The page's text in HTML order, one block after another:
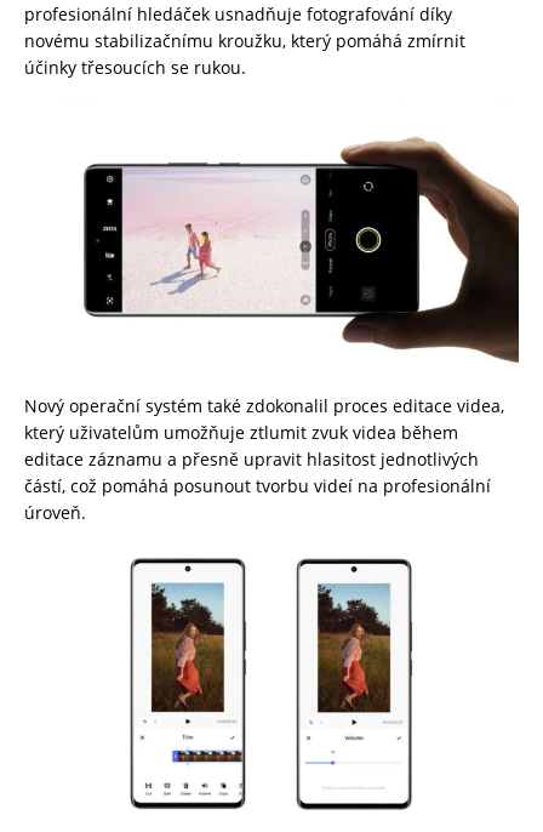
profesionální hledáček usnadňuje fotografování díky
novému stabilizačnímu kroužku, který pomáhá zmírnit
účinky třesoucích se rukou.
Nový operační systém také zdokonalil proces editace videa,
který uživatelům umožňuje ztlumit zvuk videa během
editace záznamu a přesně upravit hlasitost jednotlivých
částí, což pomáhá posunout tvorbu videí na profesionální
úroveň.